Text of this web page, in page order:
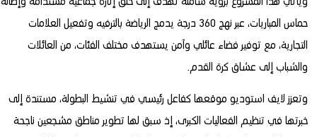
حماس المباريات، عبر نهج 360 درجة يدمج الرياضة بالترفيه وتفعيل العلامات
التجارية، مع توفير فضاء عائلي وآمن يستهدف مختلف الفئات، من العائلات
والشباب إلى عشاق كرة القدم.
وتعزز لايف استوديو موقعها كفاعل رئيسي في تنشيط البطولة، مستندة إلى
خبرتها في تنظيم الفعاليات الكبرى، إذ سبق لها تطوير مناطق مشجعين ناجحة